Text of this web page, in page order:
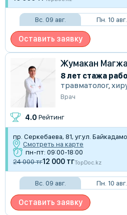
Вс. 09 авг. Пн. 10 авг.
Оставить заявку
Жумакан
8 лет стажа
травматолог,
Врач
4.0 Рейтинг
пр. Серкебаева, 81, уг.ул.
Смотреть на карте
пн-пт: 09:00-18:00
24 000 тг12 000 тгTopDoc.kz
Вс. 09 авг. Пн. 10 авг.
Оставить заявку